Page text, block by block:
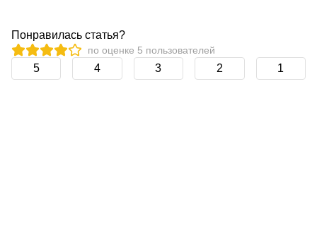
Понравилась статья?
по оценке 5 пользователей
5 4 3 2 1